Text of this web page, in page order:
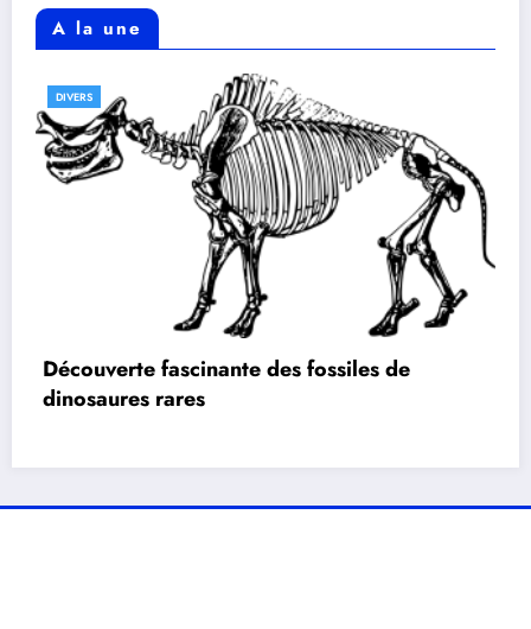
A la une
DIVERS
Découverte fascinante des fossiles de
dinosaures rares